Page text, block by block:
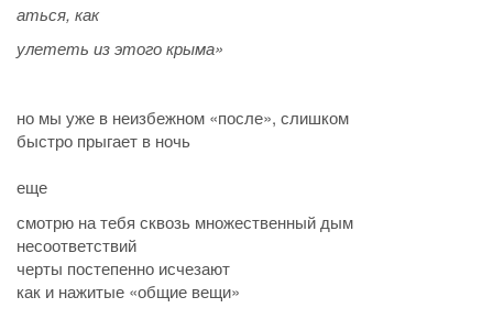
аться, как
улететь из этого крыма»
но мы уже в неизбежном «после», слишком
быстро прыгает в ночь
еще
смотрю на тебя сквозь множественный дым
несоответствий
черты постепенно исчезают
как и нажитые «общие вещи»